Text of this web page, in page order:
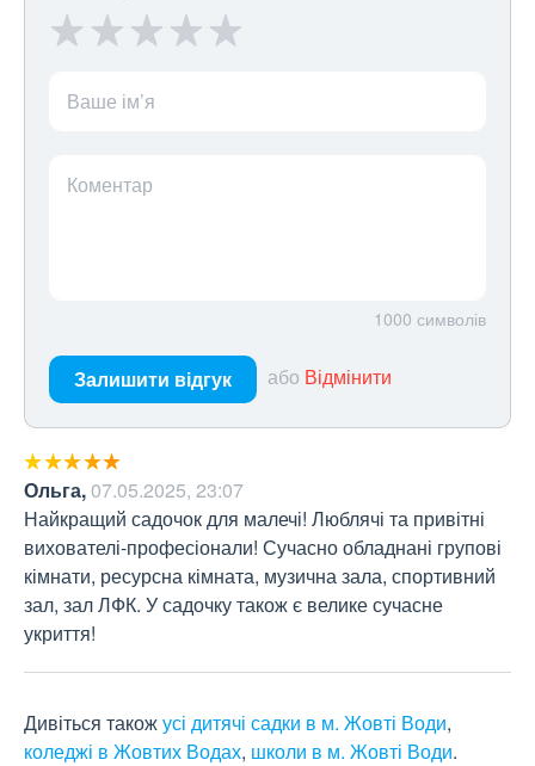
Ваше ім’я
Коментар
1000 символів
Залишити відгук або Відмінити
Ольга,07.05.2025, 23:07
Найкращий садочок для малечі! Люблячі та привітні
вихователі-професіонали! Сучасно обладнані групові
кімнати, ресурсна кімната, музична зала, спортивний
зал, зал ЛФК. У садочку також є велике сучасне
укриття!
Дивіться такожусі дитячі садки в м. Жовті Води,
коледжі в Жовтих Водах, школи в м. Жовті Води.